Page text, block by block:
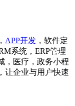
APP开发 ，软件定
系统，ERP管理
，医疗，政务小程
让企业与用户快速